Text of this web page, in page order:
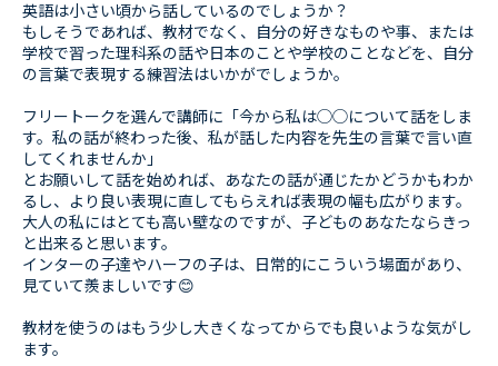
英語は小さい頃から話しているのでしょうか？
もしそうであれば、教材でなく、自分の好きなものや事、または
学校で習った理科系の話や日本のことや学校のことなどを、自分
の言葉で表現する練習法はいかがでしょうか。
フリートークを選んで講師に「今から私は◯◯について話をしま
す。私の話が終わった後、私が話した内容を先生の言葉で言い直
してくれませんか」
とお願いして話を始めれば、あなたの話が通じたかどうかもわか
るし、より良い表現に直してもらえれば表現の幅も広がります。
大人の私にはとても高い壁なのですが、子どものあなたならきっ
と出来ると思います。
インターの子達やハーフの子は、日常的にこういう場面があり、
見ていて羨ましいです😊
教材を使うのはもう少し大きくなってからでも良いような気がし
ます。